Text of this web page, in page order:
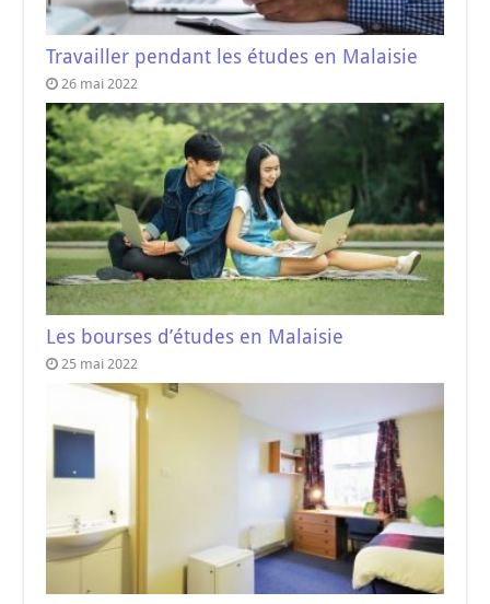
Travailler pendant les études en Malaisie
26 mai 2022
Les bourses d’études en Malaisie
25 mai 2022